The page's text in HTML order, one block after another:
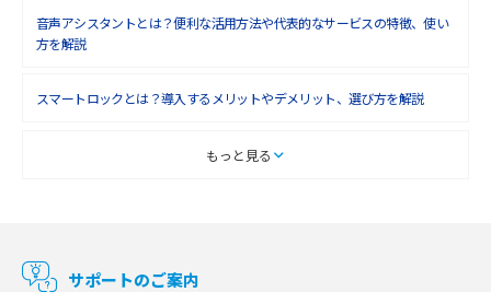
音声アシスタントとは？便利な活用方法や代表的なサービスの特徴、使い
方を解説
スマートロックとは？導入するメリットやデメリット、選び方を解説
スマートテレビとは？特徴や選び方、使い方をわかりやすく解説
マンションで使えるWi-Fiは？種類ごとの特徴や選び方を紹介
もっと見る
サポートのご案内